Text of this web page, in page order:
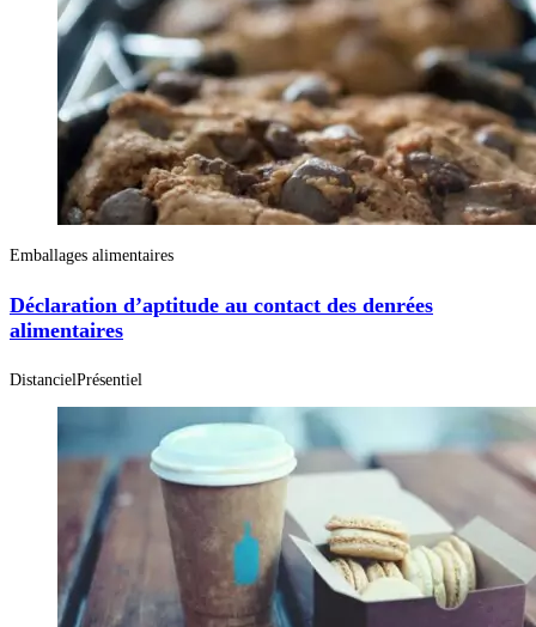
Emballages alimentaires
Déclaration d’aptitude au contact des denrées
alimentaires
DistancielPrésentiel